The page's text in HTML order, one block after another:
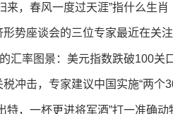
来，春风一度过天涯”指什么生肖
势座谈会的三位专家最近在关
的汇率图景：美元指数跌破100关
冲击，专家建议中国实施“两个
特，一杯更进将军酒”打一准确动